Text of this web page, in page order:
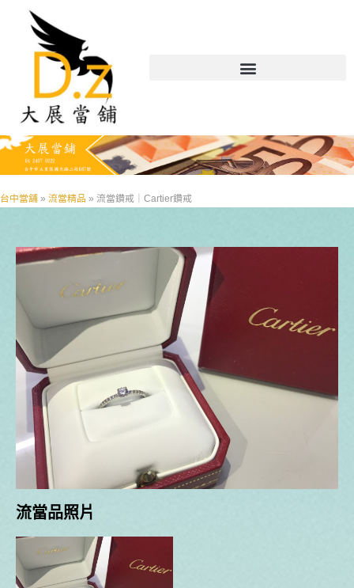
台中當舖 » 流當精品 » 流當鑽戒｜Cartier鑽戒
流當品照片